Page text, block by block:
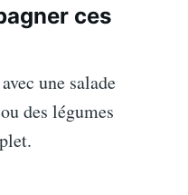
ces
une salade
des légumes